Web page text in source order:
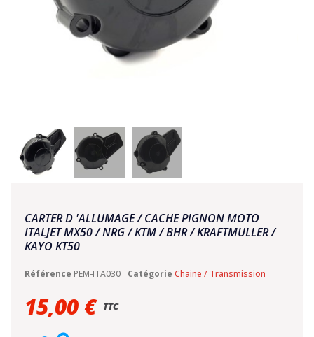
CARTER D 'ALLUMAGE / CACHE PIGNON MOTO
ITALJET MX50 / NRG / KTM / BHR / KRAFTMULLER /
KAYO KT50
Référence PEM-ITA030 Catégorie Chaine / Transmission
15,00 € TTC